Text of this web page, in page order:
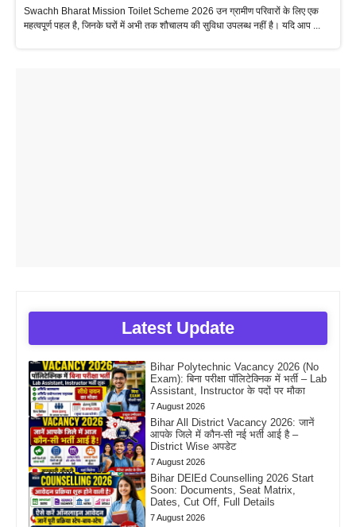
Swachh Bharat Mission Toilet Scheme 2026 उन ग्रामीण परिवारों के लिए एक
महत्वपूर्ण पहल है, जिनके घरों में अभी तक शौचालय की सुविधा उपलब्ध नहीं है। यदि आप ...
Latest Update
Bihar Polytechnic Vacancy 2026 (No
Exam): बिना परीक्षा पॉलिटेक्निक में भर्ती – Lab
Assistant, Instructor के पदों पर मौका
7 August 2026
Bihar All District Vacancy 2026: जानें
आपके जिले में कौन-सी नई भर्ती आई है –
District Wise अपडेट
7 August 2026
Bihar DElEd Counselling 2026 Start
Soon: Documents, Seat Matrix,
Dates, Cut Off, Full Details
7 August 2026